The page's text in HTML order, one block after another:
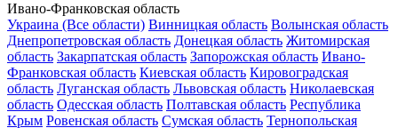
Ивано-Франковская область
Украина (Все области) Винницкая область Волынская область
Днепропетровская область Донецкая область Житомирская
область Закарпатская область Запорожская область Ивано-
Франковская область Киевская область Кировоградская
область Луганская область Львовская область Николаевская
область Одесская область Полтавская область Республика
Крым Ровенская область Сумская область Тернопольская